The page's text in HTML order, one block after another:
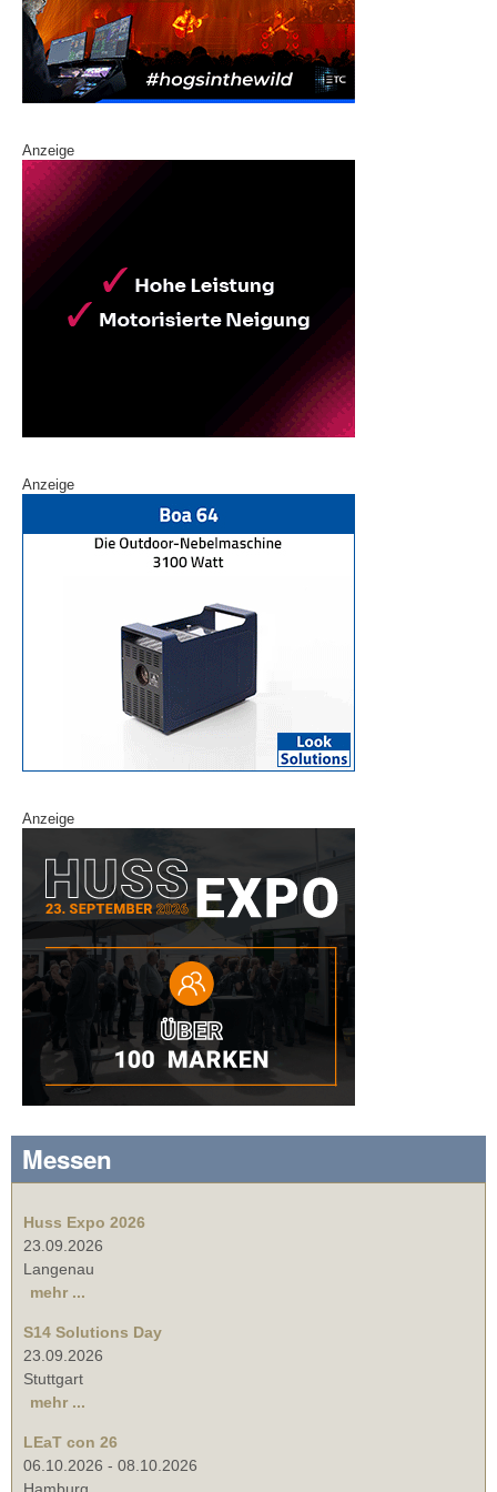
Anzeige
Anzeige
Anzeige
Messen
Huss Expo 2026
23.09.2026
Langenau
mehr ...
S14 Solutions Day
23.09.2026
Stuttgart
mehr ...
LEaT con 26
06.10.2026 - 08.10.2026